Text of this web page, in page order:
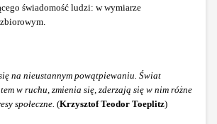
świadomość ludzi: w wymiarze
na nieustannym powątpiewaniu. Świat
w ruchu, zmienia się, zderzają się w nim różne
społeczne. (Krzysztof Teodor Toeplitz)